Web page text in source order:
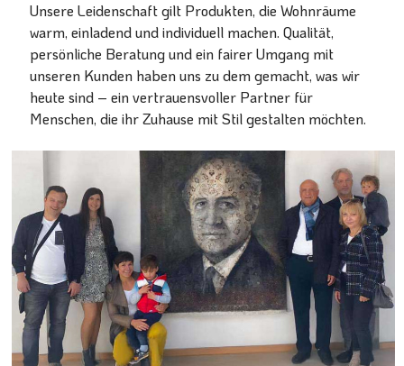
Unsere Leidenschaft gilt Produkten, die Wohnräume
warm, einladend und individuell machen. Qualität,
persönliche Beratung und ein fairer Umgang mit
unseren Kunden haben uns zu dem gemacht, was wir
heute sind – ein vertrauensvoller Partner für
Menschen, die ihr Zuhause mit Stil gestalten möchten.